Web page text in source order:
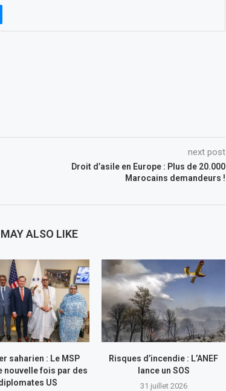
next post
Droit d’asile en Europe : Plus de 20.000
Marocains demandeurs !
ALSO LIKE
saharien : Le MSP
nouvelle fois par des
US
Risques d’incendie : L’ANEF
lance un SOS
31 juillet 2026